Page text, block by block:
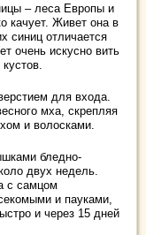
– леса Европы и
качует. Живет она в
синиц отличается
очень искусно вить
для входа.
мха, скрепляя
и волосками.
бледно-
двух недель.
с самцом
и пауками,
и через 15 дней